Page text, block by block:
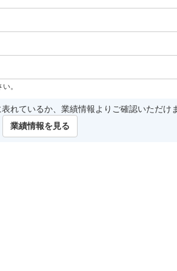
。
れているか、業績情報よりご確認いただけ
業績情報を見る